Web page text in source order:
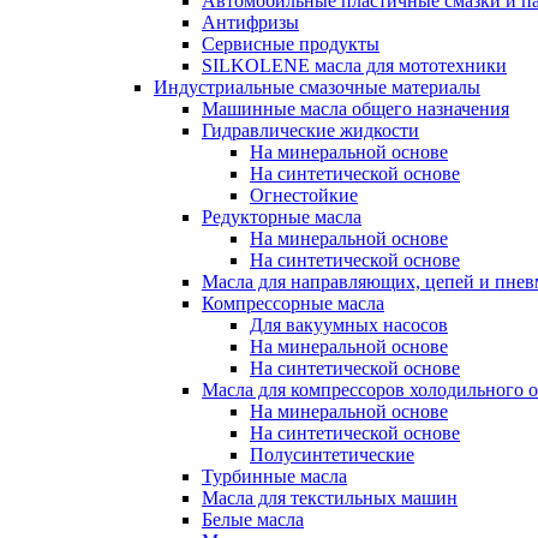
Антифризы
Сервисные продукты
SILKOLENE масла для мототехники
Индустриальные смазочные материалы
Машинные масла общего назначения
Гидравлические жидкости
На минеральной основе
На синтетической основе
Огнестойкие
Редукторные масла
На минеральной основе
На синтетической основе
Масла для направляющих, цепей и
Компрессорные масла
Для вакуумных насосов
На минеральной основе
На синтетической основе
Масла для компрессоров холодильного
На минеральной основе
На синтетической основе
Полусинтетические
Турбинные масла
Масла для текстильных машин
Белые масла